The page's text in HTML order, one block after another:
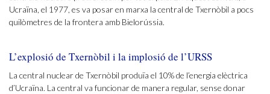
Ucraïna, el 1977, es va posar en marxa la central de Txernòbil a pocs
quilòmetres de la frontera amb Bielorússia.
L’explosió de Txernòbil i la implosió de l’URSS
La central nuclear de Txernòbil produïa el 10% de l’energia elèctrica
d’Ucraïna. La central va funcionar de manera regular, sense donar